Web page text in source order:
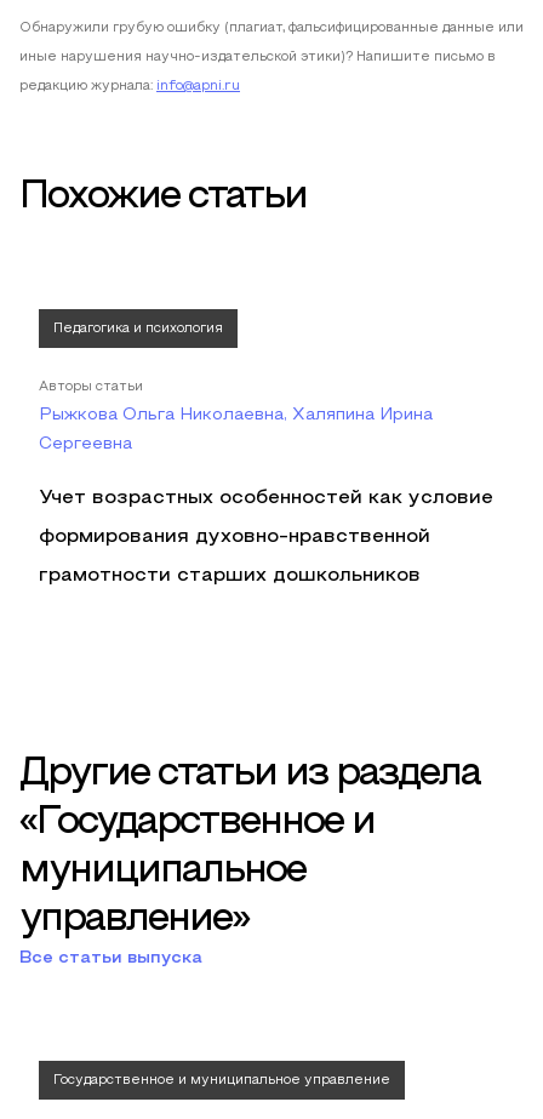
Обнаружили грубую ошибку (плагиат, фальсифицированные данные или
иные нарушения научно-издательской этики)? Напишите письмо в
редакцию журнала: info@apni.ru
Похожие статьи
Педагогика и психология
Авторы статьи
Рыжкова Ольга Николаевна, Халяпина Ирина
Сергеевна
Учет возрастных особенностей как условие
формирования духовно-нравственной
грамотности старших дошкольников
Другие статьи из раздела
«Государственное и
муниципальное
управление»
Все статьи выпуска
Государственное и муниципальное управление